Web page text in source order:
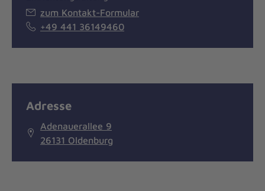
zum Kontakt-Formular
+49 441 36149460
Adresse
Adenauerallee 9
26131 Oldenburg